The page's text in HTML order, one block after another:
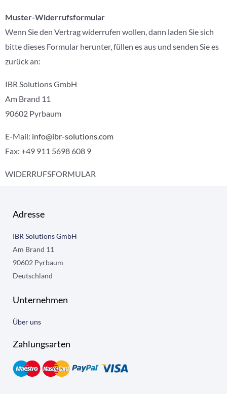
Muster-Widerrufsformular
Wenn Sie den Vertrag widerrufen wollen, dann laden Sie sich
bitte dieses Formular herunter, füllen es aus und senden Sie es
zurück an:
IBR Solutions GmbH
Am Brand 11
90602 Pyrbaum
E-Mail: info@ibr-solutions.com
Fax: +49 911 5698 608 9
WIDERRUFSFORMULAR
Adresse
IBR Solutions GmbH
Am Brand 11
90602 Pyrbaum
Deutschland
Unternehmen
Über uns
Zahlungsarten